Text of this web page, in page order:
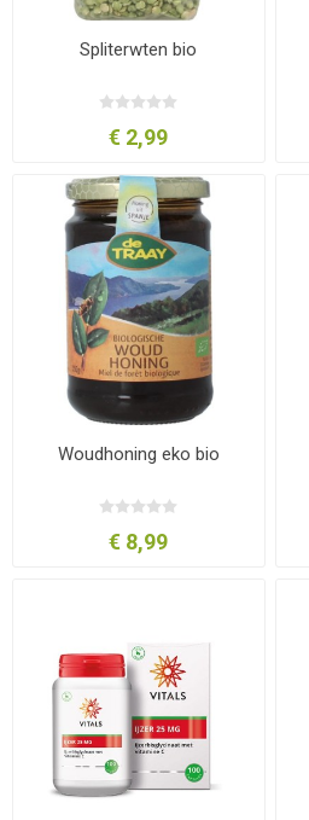
Spliterwten bio
€ 2,99
Woudhoning eko bio
€ 8,99